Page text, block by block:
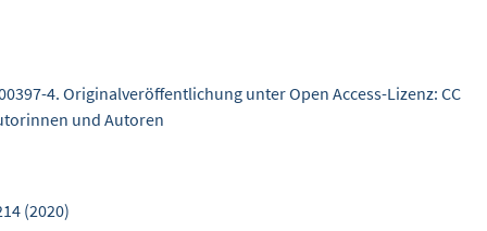
KONTAKT
4. Originalveröffentlichung unter Open Access-Lizenz: CC
und Autoren
(2020)